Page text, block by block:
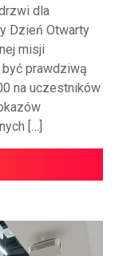
dla
Dzień Otwarty
misji
być prawdziwą
na uczestników
[…]